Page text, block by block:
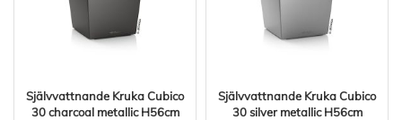
Självvattnande Kruka Cubico
30 charcoal metallic H56cm
Självvattnande Kruka Cubico
30 silver metallic H56cm